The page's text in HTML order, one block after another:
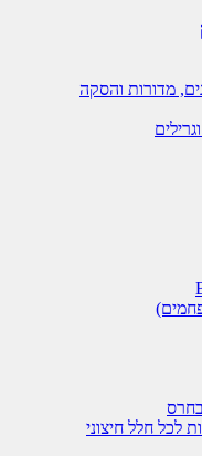
מדורות והסקה
בחרס
לכל חלל חיצוני